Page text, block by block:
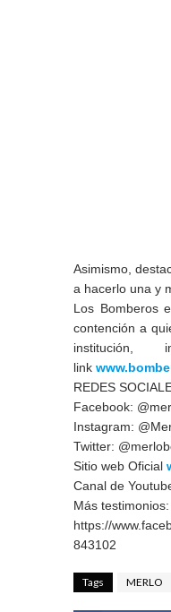
Asimismo,
a hacerlo una y
Los Bomberos
contención a
institución,
link
REDES
Facebook:
Instagram:
Twitter:
Sitio web Oficial
Canal de
Más testimonios:
https://
843102
Tags MERLO